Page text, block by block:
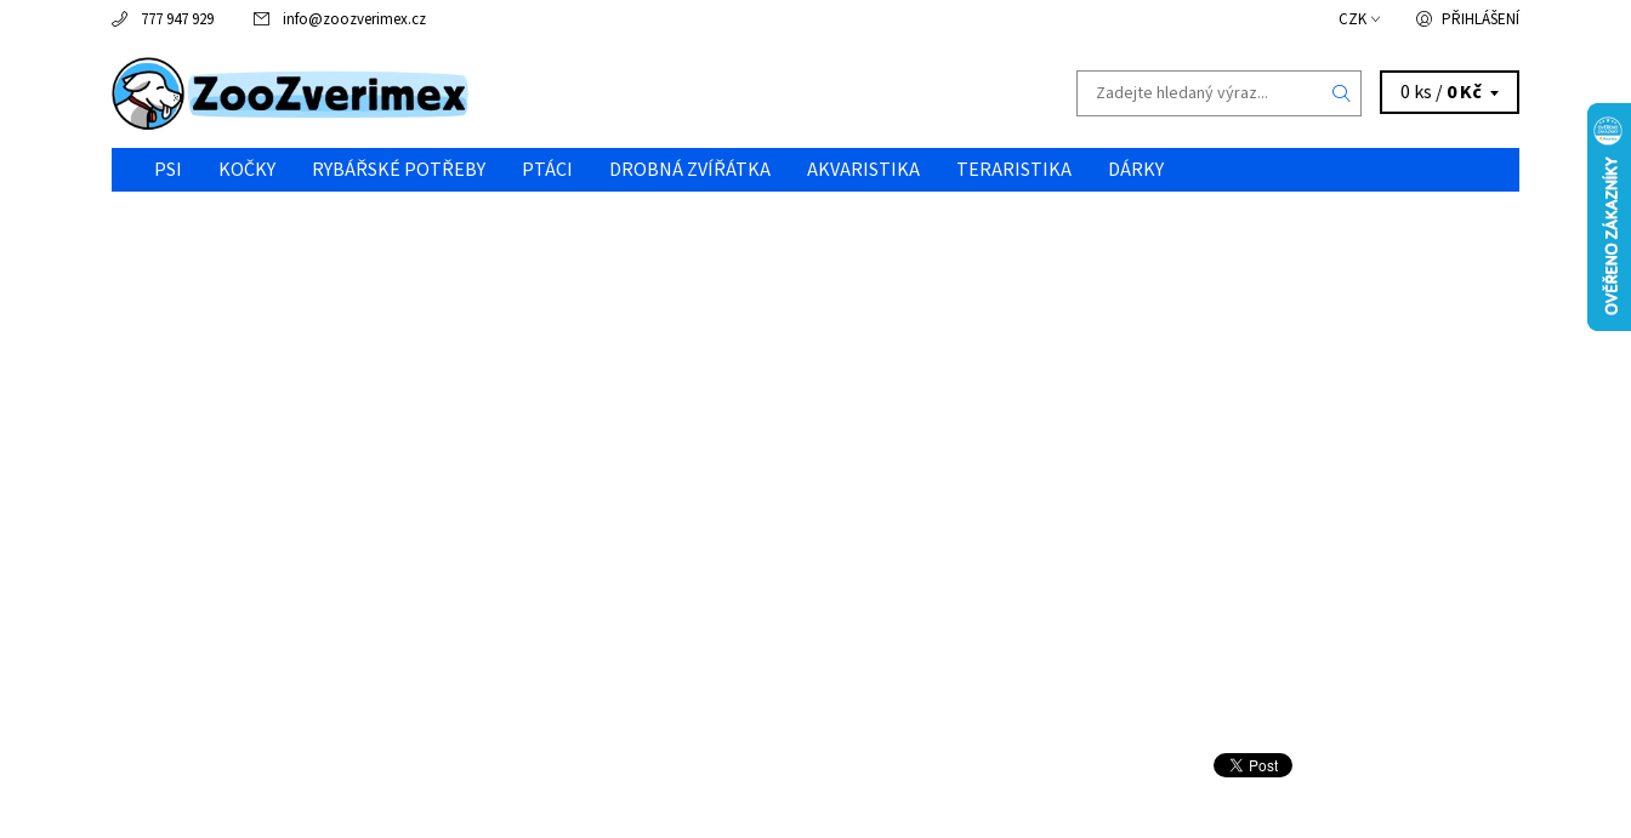
777 947 929 info@zoozverimex.cz CZK PŘIHLÁŠENÍ
0 ks /0 Kč
PSI KOČKY RYBÁŘSKÉ POTŘEBY PTÁCI DROBNÁ ZVÍŘÁTKA AKVARISTIKA TERARISTIKA
DÁRKY